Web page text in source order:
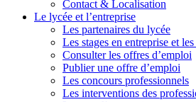
Contact & Localisation
Le lycée et l’entreprise
Les partenaires du lycée
Les stages en entreprise et
Consulter les offres d’emploi
Publier une offre d’emploi
Les concours professionnels
Les interventions des